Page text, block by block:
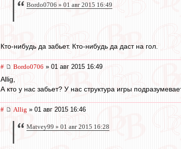
Bordo0706 » 01 авг 2015 16:49
Кто-нибудь да забьет. Кто-нибудь да даст на гол.
# Bordo0706 » 01 авг 2015 16:49
Allig,
А кто у нас забьет? У нас структура игры
# Allig » 01 авг 2015 16:46
Matvey99 » 01 авг 2015 16:28